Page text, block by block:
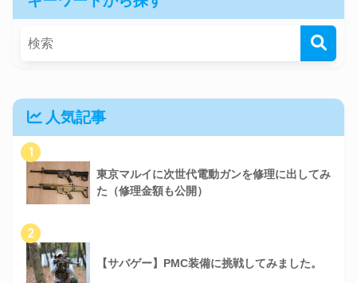
人気記事
1
東京マルイに次世代電動ガンを修理に出してみ
た（修理金額も公開）
2
【サバゲー】PMC装備に挑戦してみました。